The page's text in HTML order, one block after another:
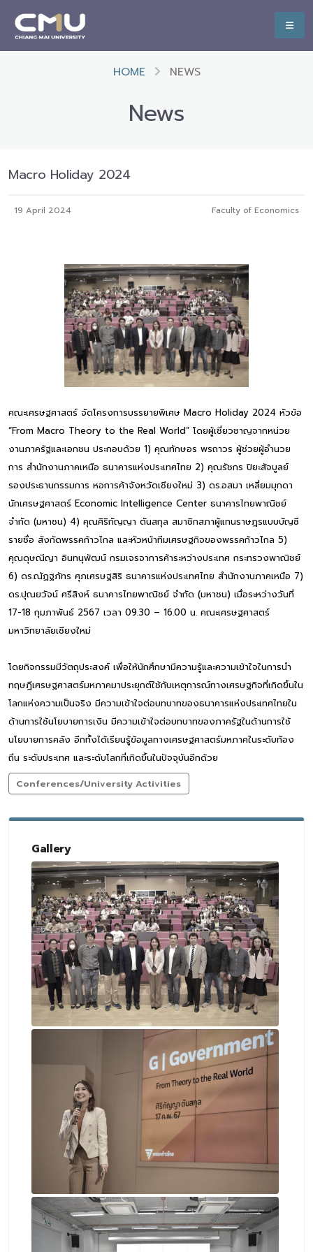
HOME NEWS
News
Macro Holiday 2024
19 April 2024 Faculty of Economics
คณะเศรษฐศาสตร์ จัดโครงการบรรยายพิเศษ Macro Holiday 2024 หัวข้อ
“From Macro Theory to the Real World” โดยผู้เชี่ยวชาญจากหน่วย
งานภาครัฐและเอกชน ประกอบด้วย 1) คุณทักษอร พรถาวร ผู้ช่วยผู้อำนวย
การ สำนักงานภาคเหนือ ธนาคารแห่งประเทศไทย 2) คุณรัชกร ปิยะสัจบูลย์
รองประธานกรรมการ หอการค้าจังหวัดเชียงใหม่ 3) ดร.อสมา เหลี่ยมมุกดา
นักเศรษฐศาสตร์ Economic Intelligence Center ธนาคารไทยพาณิชย์
จำกัด (มหาชน) 4) คุณศิริกัญญา ตันสกุล สมาชิกสภาผู้แทนราษฎรแบบบัญชี
รายชื่อ สังกัดพรรคก้าวไกล และหัวหน้าทีมเศรษฐกิจของพรรคก้าวไกล 5)
คุณดุษณีญา อินทนุพัฒน์ กรมเจรจาการค้าระหว่างประเทศ กระทรวงพาณิชย์
6) ดร.ณัฏฐภัทร ศุภเศรษฐสิริ ธนาคารแห่งประเทศไทย สำนักงานภาคเหนือ 7)
ดร.ปุณยวัจน์ ศรีสิงห์ ธนาคารไทยพาณิชย์ จำกัด (มหาชน) เมื่อระหว่างวันที่
17-18 กุมภาพันธ์ 2567 เวลา 09.30 – 16.00 น. คณะเศรษฐศาสตร์
มหาวิทยาลัยเชียงใหม่
โดยกิจกรรมมีวัตถุประสงค์ เพื่อให้นักศึกษามีความรู้และความเข้าใจในการนำ
ทฤษฎีเศรษฐศาสตร์มหภาคมาประยุกต์ใช้กับเหตุการณ์ทางเศรษฐกิจที่เกิดขึ้นใน
โลกแห่งความเป็นจริง มีความเข้าใจต่อบทบาทของธนาคารแห่งประเทศไทยใน
ด้านการใช้นโยบายการเงิน มีความเข้าใจต่อบทบาทของภาครัฐในด้านการใช้
นโยบายการคลัง อีกทั้งได้เรียนรู้ข้อมูลทางเศรษฐศาสตร์มหภาคในระดับท้อง
ถิ่น ระดับประเทศ และระดับโลกที่เกิดขึ้นในปัจจุบันอีกด้วย
Conferences/University Activities
Gallery